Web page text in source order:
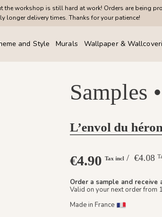
workshop is still hard at work! Orders are being
longer delivery times. Thanks for your patience!
and Style Murals Wallpaper &
Samples
L’envol du
€4.90 Tax incl / €4.08
Order a sample and receive
Valid on your next order from
Made in France